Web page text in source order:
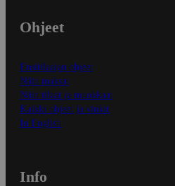
Ohjeet
Ensitilaajan ohjeet
Näin maksat
Näin tilaat ja muokkaat
Kaikki ohjeet ja vinkit
In English
Info